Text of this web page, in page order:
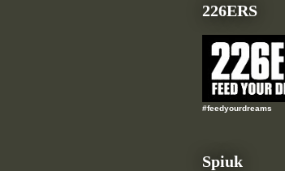
226ERS
#feedyourdreams
Spiuk